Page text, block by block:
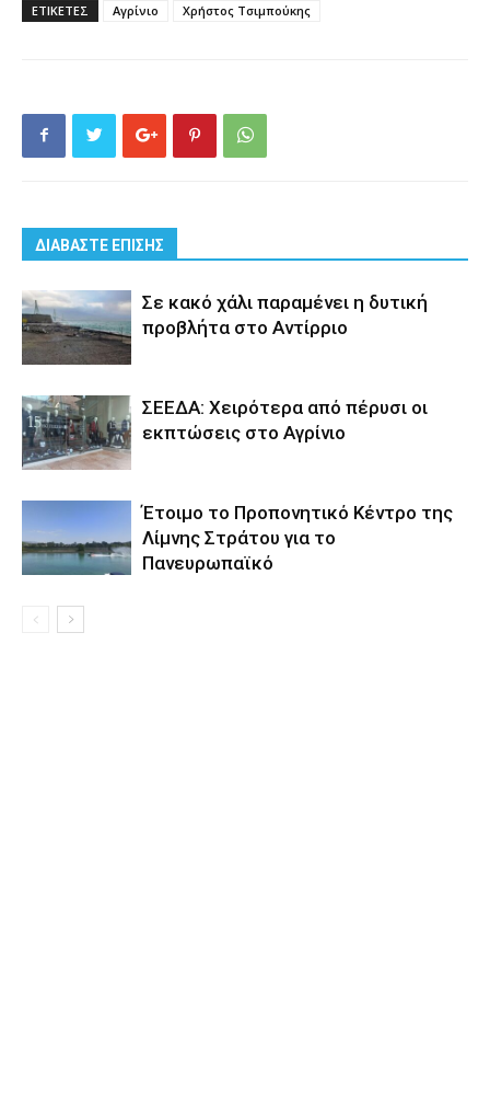
ΕΤΙΚΕΤΕΣ Αγρίνιο Χρήστος Τσιμπούκης
ΔΙΑΒΑΣΤΕ ΕΠΙΣΗΣ
Σε κακό χάλι παραμένει η δυτική
προβλήτα στο Αντίρριο
ΣΕΕΔΑ: Χειρότερα από πέρυσι οι
εκπτώσεις στο Αγρίνιο
Έτοιμο το Προπονητικό Κέντρο της
Λίμνης Στράτου για το
Πανευρωπαϊκό